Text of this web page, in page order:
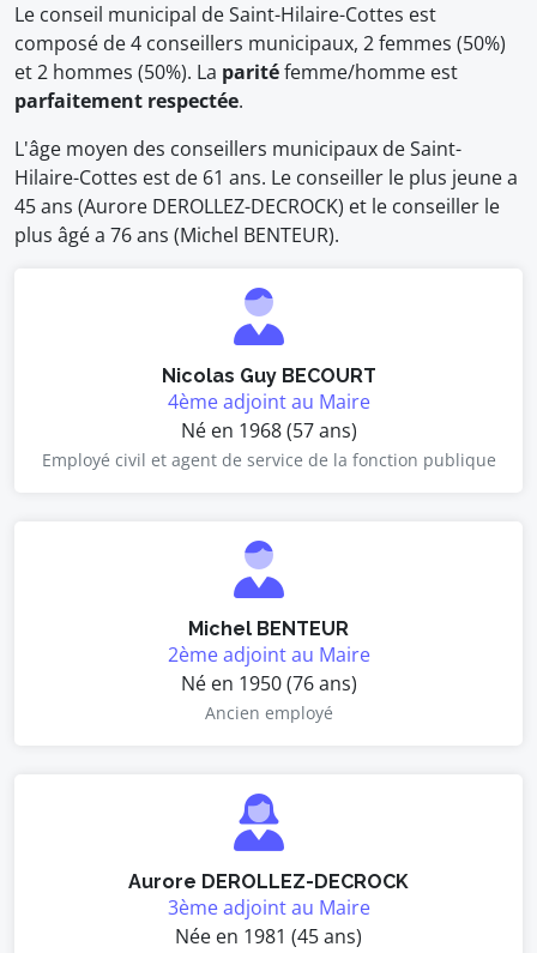
Le conseil municipal de Saint-Hilaire-Cottes est
composé de 4 conseillers municipaux, 2 femmes (50%)
et 2 hommes (50%). La paritéfemme/homme est
parfaitement respectée.
L'âge moyen des conseillers municipaux de Saint-
Hilaire-Cottes est de 61 ans. Le conseiller le plus jeune a
45 ans (Aurore DEROLLEZ-DECROCK) et le conseiller le
plus âgé a 76 ans (Michel BENTEUR).
Nicolas Guy BECOURT
4ème adjoint au Maire
Né en 1968 (57 ans)
Employé civil et agent de service de la fonction publique
Michel BENTEUR
2ème adjoint au Maire
Né en 1950 (76 ans)
Ancien employé
Aurore DEROLLEZ-DECROCK
3ème adjoint au Maire
Née en 1981 (45 ans)